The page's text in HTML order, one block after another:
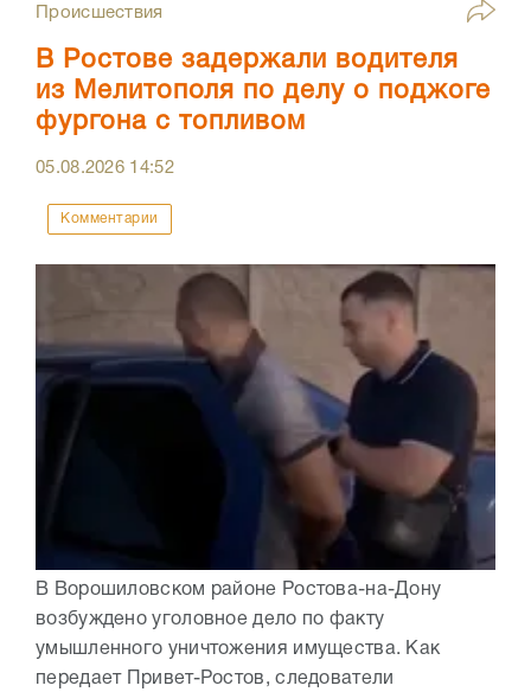
Происшествия
В Ростове задержали водителя
из Мелитополя по делу о поджоге
фургона с топливом
05.08.2026 14:52
Комментарии
В Ворошиловском районе Ростова-на-Дону
возбуждено уголовное дело по факту
умышленного уничтожения имущества. Как
передает Привет-Ростов, следователи